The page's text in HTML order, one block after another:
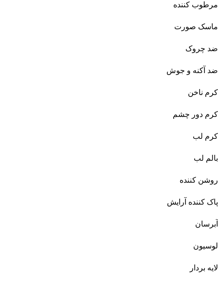
مرطوب کننده
ماسک صورت
ضد چروک
ضد آکنه و جوش
کرم ناخن
کرم دور چشم
کرم لب
بالم لب
روشن کننده
پاک کننده آرایش
آبرسان
لوسیون
لایه بردار